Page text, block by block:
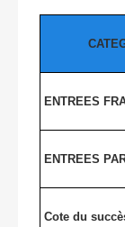
ENTREES
ENTREES
Cote du